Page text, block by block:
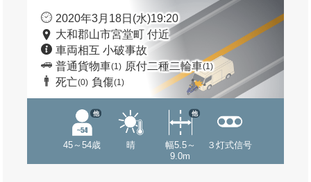
2020年3月18日(水)19:20
大和郡山市宮堂町 付近
車両相互 小破事故
普通貨物車(1) 原付二種二輪車(1)
死亡(0) 負傷(1)
45～54歳
他
晴
幅5.5～
9.0m
他
３灯式信号